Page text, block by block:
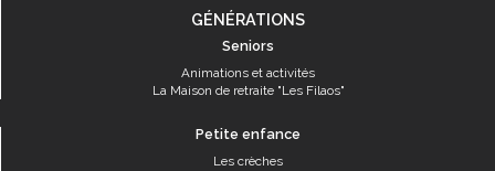
GÉNÉRATIONS
Seniors
Animations et activités
La Maison de retraite "Les Filaos"
Petite enfance
Les crèches